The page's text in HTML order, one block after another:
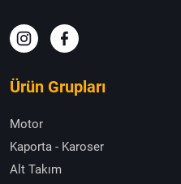
Ürün Grupları
Motor
Kaporta - Karoser
Alt Takım